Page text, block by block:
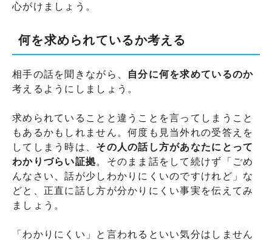
心がけましょう。
何を求められているか考える
相手の話を聞きながら、
自分に何を求めているのか
考えるようにしましょう。
求められていることと違うことを言ってしまうこと
もあるかもしれません。何度も見当外れの受答えを
してしまう時は、 その人の話し方があなたにとって
わかりづらい証拠。そのまま話をして続けず「ごめ
んなさい、話が少しわかりにくいのですけれど」な
どと、正直に話し方が分かりにくい事実を伝えてみ
ましょう。
「わかりにくい」と言われるといい気分はしません